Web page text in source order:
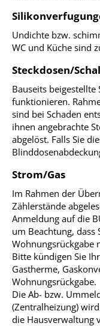
Undichte bzw.
WC und Küche sind
Steckdosen/
Bauseits beigestellte
funktionieren.
sind bei Schaden
ihnen angebrachte
abgelöst. Falls Sie
Strom/Gas
Im Rahmen der
Zählerstände
Anmeldung auf die
um Beachtung,
Wohnungsrückgabe
Bitte kündigen Sie
Gastherme,
Wohnungsrückgabe.
Die Ab- bzw.
(Zentralheizung)
die Hausverwaltung